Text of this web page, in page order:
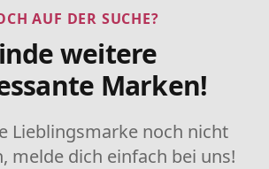
AUF DER SUCHE?
weitere
Marken!
Lieblingsmarke noch nicht
melde dich einfach bei uns!